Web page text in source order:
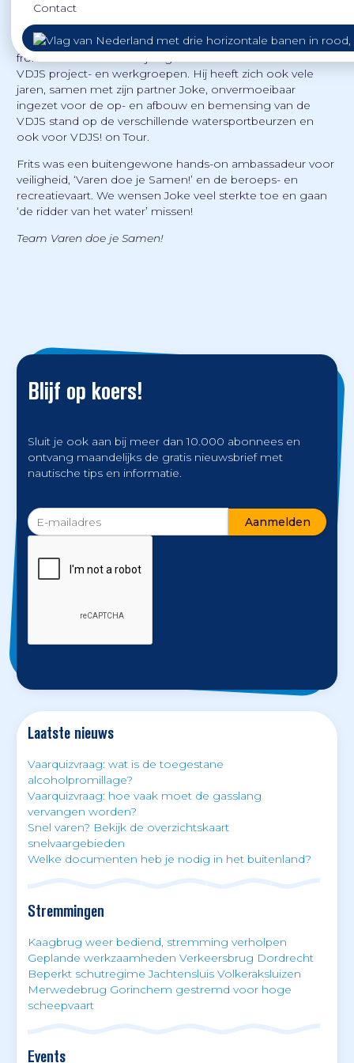
Contact
zeer gewaardeerde bruggenbouwer tussen de
recreatievaart en de beroepsvaart. Hij wist zijn kennis en
ervaring in beide werelden in te zetten en stond op alle
fronten klaar om een bijdrage te leveren aan verschillende
VDJS project- en werkgroepen. Hij heeft zich ook vele
jaren, samen met zijn partner Joke, onvermoeibaar
ingezet voor de op- en afbouw en bemensing van de
VDJS stand op de verschillende watersportbeurzen en
ook voor VDJS! on Tour.
Frits was een buitengewone hands-on ambassadeur voor
veiligheid, ‘Varen doe je Samen!’ en de beroeps- en
recreatievaart. We wensen Joke veel sterkte toe en gaan
‘de ridder van het water’ missen!
Team Varen doe je Samen!
Blijf op koers!
Sluit je ook aan bij meer dan 10.000 abonnees en
ontvang maandelijks de gratis nieuwsbrief met
nautische tips en informatie.
Laatste nieuws
Vaarquizvraag: wat is de toegestane
alcoholpromillage?
Vaarquizvraag: hoe vaak moet de gasslang
vervangen worden?
Snel varen? Bekijk de overzichtskaart
snelvaargebieden
Welke documenten heb je nodig in het buitenland?
Stremmingen
Kaagbrug weer bediend, stremming verholpen
Geplande werkzaamheden Verkeersbrug Dordrecht
Beperkt schutregime Jachtensluis Volkeraksluizen
Merwedebrug Gorinchem gestremd voor hoge
scheepvaart
Events